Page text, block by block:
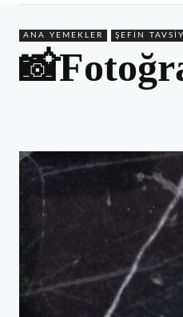
ANA YEMEKLER ŞEFIN